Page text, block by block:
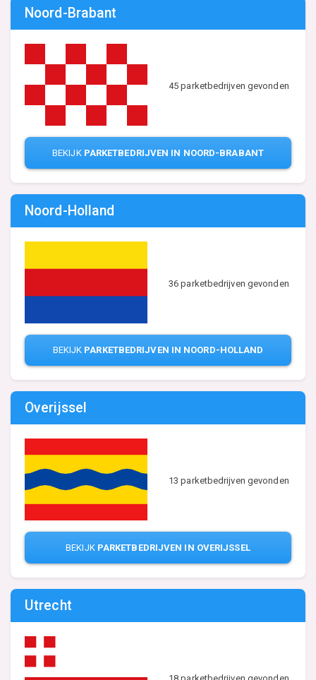
Noord-Brabant
45 parketbedrijven gevonden
BEKIJK PARKETBEDRIJVEN IN NOORD-BRABANT
Noord-Holland
36 parketbedrijven gevonden
BEKIJK PARKETBEDRIJVEN IN NOORD-HOLLAND
Overijssel
13 parketbedrijven gevonden
BEKIJK PARKETBEDRIJVEN IN OVERIJSSEL
Utrecht